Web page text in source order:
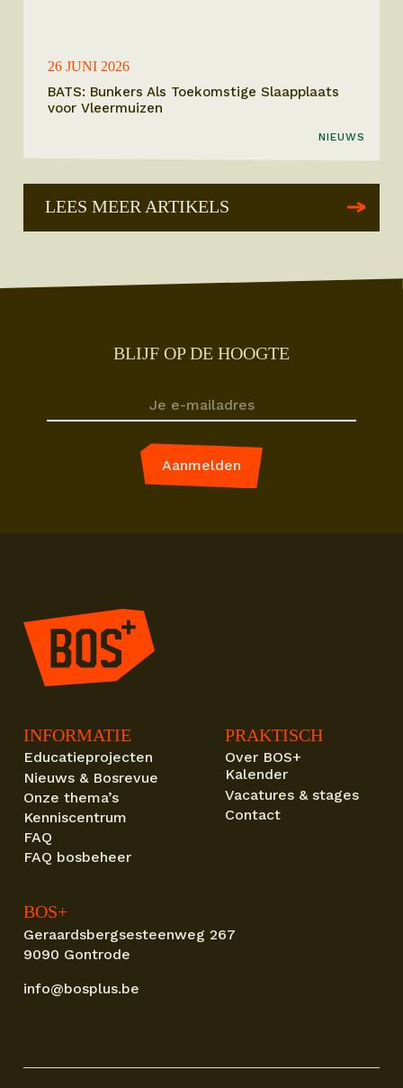
26 JUNI 2026
BATS: Bunkers Als Toekomstige Slaapplaats
voor Vleermuizen
NIEUWS
LEES MEER ARTIKELS
BLIJF OP DE HOOGTE
INFORMATIE
Educatieprojecten
Nieuws & Bosrevue
Onze thema’s
Kenniscentrum
FAQ
FAQ bosbeheer
PRAKTISCH
Over BOS+
Kalender
Vacatures & stages
Contact
BOS+
Geraardsbergsesteenweg 267
9090 Gontrode
info@bosplus.be